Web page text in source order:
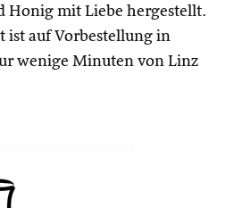
Honig mit Liebe hergestellt.
ist auf Vorbestellung in
wenige Minuten von Linz